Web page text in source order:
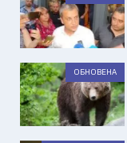
ОБНОВЕНА